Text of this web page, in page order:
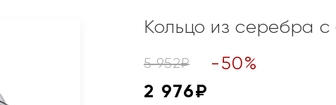
Кольцо из серебра
5 952₽ -50%
2 976₽